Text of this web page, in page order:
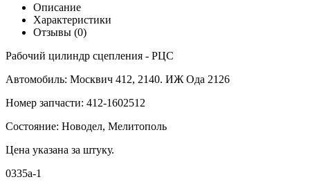
Описание
Характеристики
Отзывы (0)
Рабочий цилиндр сцепления - РЦС
Автомобиль: Москвич 412, 2140. ИЖ Ода 2126
Номер запчасти: 412-1602512
Состояние: Новодел, Мелитополь
Цена указана за штуку.
0335а-1